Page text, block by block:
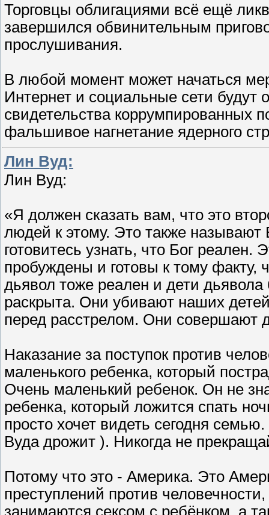
Торговцы облигациями всё ещё
завершился обвинительным
прослушивания.
В любой момент может начаться
Интернет и социальные сети будут
свидетельства коррумпированных
фальшивое нагнетание ядерного
Лин Вуд:
Лин Вуд:
«Я должен сказать вам, что это
людей к этому. Это также
готовитесь узнать, что Бог
пробуждены и готовы к тому факту,
дьявол тоже реален и дети
раскрыта. Они убивают наших
перед расстрелом. Они совершают
Наказание за поступок против
маленького ребенка, который
Очень маленький ребенок. Он не
ребенка, который ложится спать
просто хочет видеть сегодня
Вуда дрожит ). Никогда не
Потому что это - Америка. Это
преступлений против
занимаются сексом с ребёнком, а